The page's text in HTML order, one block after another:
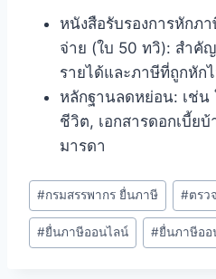
หนังสือรับรองการหักภ
จ่าย (ใบ 50 ทวิ): สำคั
รายได้และภาษีที่ถูกหัก
หลักฐานลดหย่อน: เช่น
ชีวิต, เอกสารดอกเบี้ย
มารดา
#กรมสรรพากร ยื่นภาษี #ตรว
#ยื่นภาษีออนไลน์ #ยื่นภาษีออ